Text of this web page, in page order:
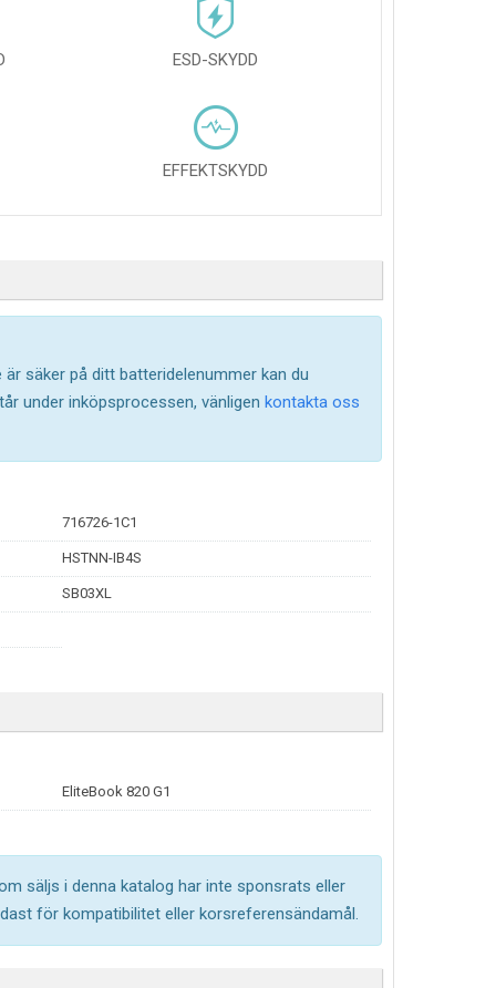
ESD-SKYDD
EFFEKTSKYDD
säker på ditt batteridelenummer kan du
under inköpsprocessen, vänligen kontakta oss
716726-1C1
HSTNN-IB4S
SB03XL
EliteBook 820 G1
säljs i denna katalog har inte sponsrats eller
för kompatibilitet eller korsreferensändamål.